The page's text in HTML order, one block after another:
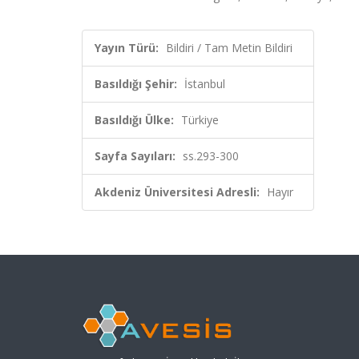
Yayın Türü: Bildiri / Tam Metin Bildiri
Basıldığı Şehir: İstanbul
Basıldığı Ülke: Türkiye
Sayfa Sayıları: ss.293-300
Akdeniz Üniversitesi Adresli: Hayır